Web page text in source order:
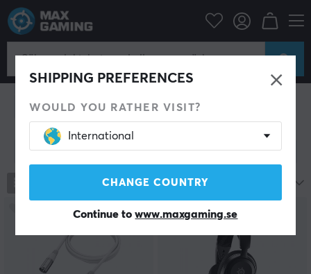
SHIPPING PREFERENCES
WOULD YOU RATHER VISIT?
International
CHANGE COUNTRY
Continue towww.maxgaming.se
Datortillbehör
Headset & Ljud
Gaming headset Gaming hörlurar
Mikrofon Hörlursställ Externa ljudkort
Visa filter
produkter